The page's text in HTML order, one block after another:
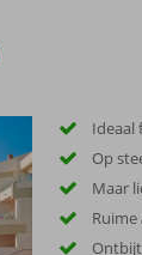
Ideaal
Op
Maar